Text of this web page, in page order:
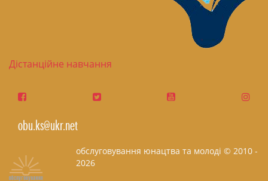
Дістанційне навчання
obu.ks@ukr.net
обслуговування юнацтва та молоді © 2010 -
2026